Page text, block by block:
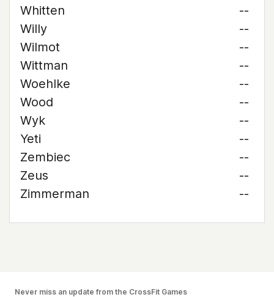
Whitten
--
Willy
--
Wilmot
--
Wittman
--
Woehlke
--
Wood
--
Wyk
--
Yeti
--
Zembiec
--
Zeus
--
Zimmerman
--
Never miss an update from the CrossFit Games